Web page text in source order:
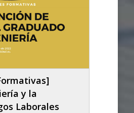
y la
Laborales